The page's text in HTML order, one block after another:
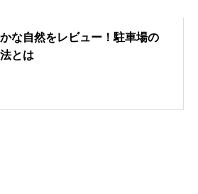
な自然をレビュー！駐車場の
とは